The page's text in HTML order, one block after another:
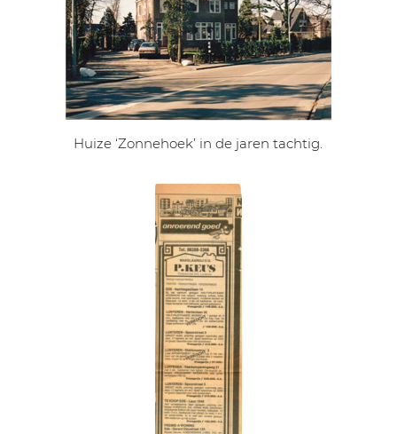
Huize ‘Zonnehoek’ in de jaren tachtig.